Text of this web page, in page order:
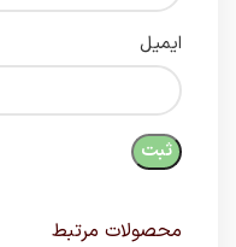
ایمیل
محصولات مرتبط